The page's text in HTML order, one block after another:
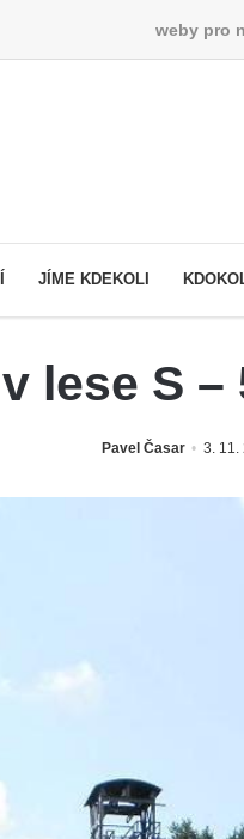
weby pro
JÍME KDEKOLI
lese S –
Pavel Časar 3. 11.